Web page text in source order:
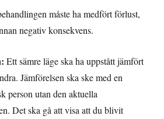
måste ha medfört förlust,
negativ konsekvens.
Ett sämre läge ska ha uppstått jämfört
Jämförelsen ska ske med en
person utan den aktuella
Det ska gå att visa att du blivit